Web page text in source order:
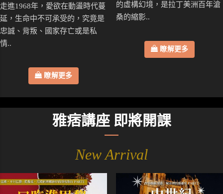
走進1968年，愛欲在動盪時代蔓
延，生命中不可承受的，究竟是
忠誠、背叛、國家存亡或是私
情..
瞭解更多
的虛構幻境，是拉丁美洲百年滄
桑的縮影..
瞭解更多
雅痞講座 即將開課
New Arrival